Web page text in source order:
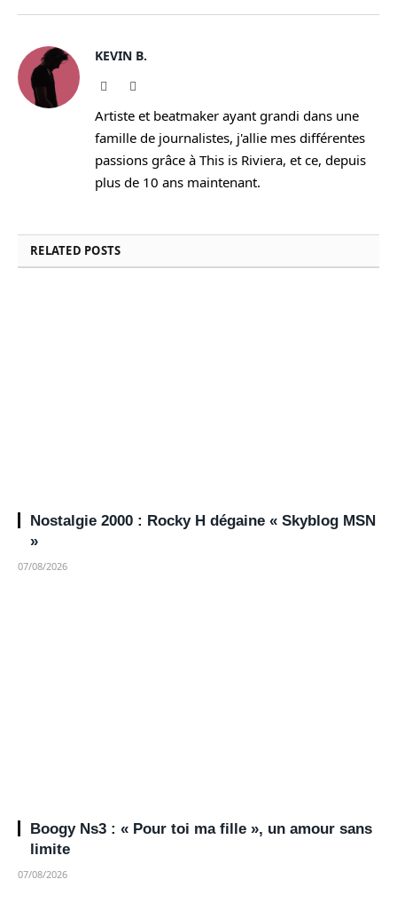
KEVIN B.
Website
Artiste et beatmaker ayant grandi dans une
famille de journalistes, j'allie mes différentes
passions grâce à This is Riviera, et ce, depuis
plus de 10 ans maintenant.
RELATED POSTS
Nostalgie 2000 : Rocky H dégaine « Skyblog MSN
»
07/08/2026
Boogy Ns3 : « Pour toi ma fille », un amour sans
limite
07/08/2026